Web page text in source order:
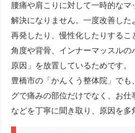
腰痛や肩こりに対して一時的なマ
解決になりません。一度改善した
再発したり、慢性化したりするこ
角度や背骨、インナーマッスルの
原因」を放置しているためです。
豊橋市の「かんくう整体院」でも
グで痛みの部位だけでなく、お仕
などを丁寧に聞き取り、原因を多